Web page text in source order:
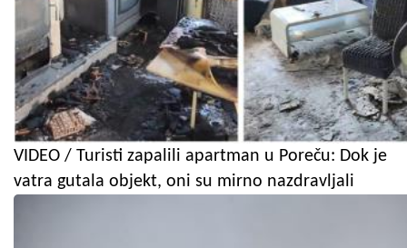
VIDEO / Turisti zapalili apartman u Poreču: Dok je
vatra gutala objekt, oni su mirno nazdravljali